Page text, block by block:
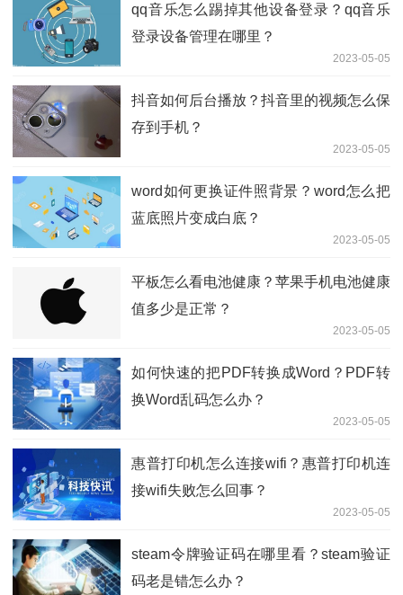
qq音乐怎么踢掉其他设备登录？qq音乐
登录设备管理在哪里？
2023-05-05
抖音如何后台播放？抖音里的视频怎么保
存到手机？
2023-05-05
word如何更换证件照背景？word怎么把
蓝底照片变成白底？
2023-05-05
平板怎么看电池健康？苹果手机电池健康
值多少是正常？
2023-05-05
如何快速的把PDF转换成Word？PDF转
换Word乱码怎么办？
2023-05-05
惠普打印机怎么连接wifi？惠普打印机连
接wifi失败怎么回事？
2023-05-05
steam令牌验证码在哪里看？steam验证
码老是错怎么办？